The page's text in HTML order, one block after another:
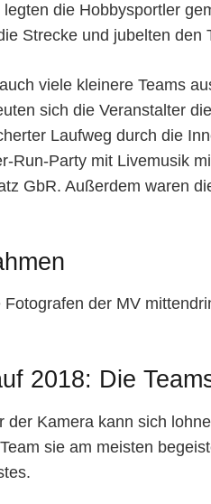
die Hobbysportler
Strecke und jubelten
viele kleinere Teams
sich die Veranstalter
Laufweg durch die
Run-Party mit Livemusik
GbR. Außerdem waren
der MV
2018: Die
der Kamera kann sich
sie am meisten